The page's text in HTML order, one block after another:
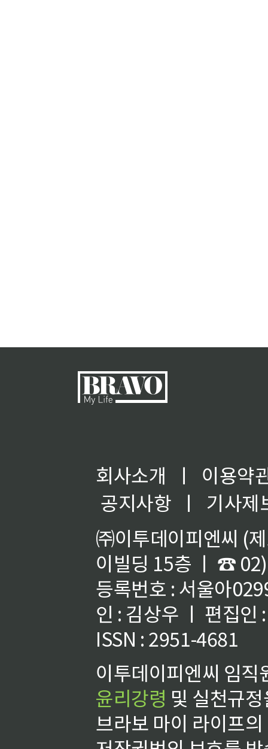
회사소개 ㅣ
이용약
공지사항
ㅣ
기사제
㈜이투데이피엔씨 (
이빌딩 15층 ㅣ ☎
등록번호 : 서울아
인 : 김상우 ㅣ 편집인
ISSN : 2951-4681
이투데이피엔씨 임
윤리강령 및 실천규
브라보 마이 라이프